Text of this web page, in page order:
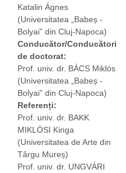
Katalin Ágnes
(Universitatea „Babeș -
Bolyai” din Cluj-Napoca)
Conducător/Conducători
de doctorat:
Prof. univ. dr. BÁCS Miklós
(Universitatea „Babeș -
Bolyai” din Cluj-Napoca)
Referenți:
Prof. univ. dr. BAKK
MIKLÓSI Kinga
(Universitatea de Arte din
Târgu Mureș)
Prof. univ. dr. UNGVÁRI